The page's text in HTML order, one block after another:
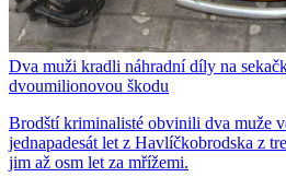
Dva muži kradli náhradní díly na
dvoumilionovou škodu
Brodští kriminalisté obvinili dva muže
jednapadesát let z Havlíčkobrodska z
jim až osm let za mřížemi.